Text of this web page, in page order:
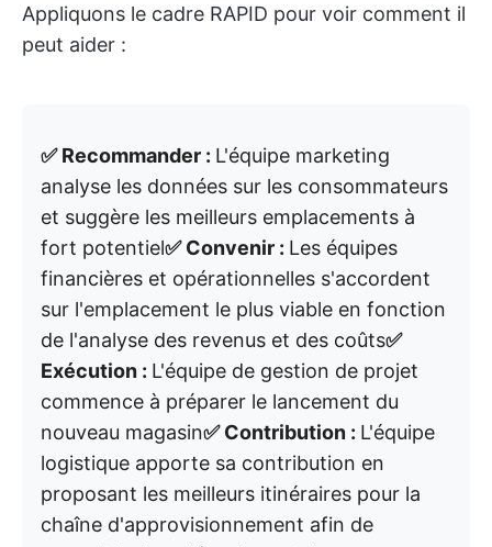
Appliquons le cadre RAPID pour voir comment il
peut aider :
✅ Recommander : L'équipe marketing
analyse les données sur les consommateurs
et suggère les meilleurs emplacements à
fort potentiel✅ Convenir : Les équipes
financières et opérationnelles s'accordent
sur l'emplacement le plus viable en fonction
de l'analyse des revenus et des coûts✅
Exécution : L'équipe de gestion de projet
commence à préparer le lancement du
nouveau magasin✅ Contribution : L'équipe
logistique apporte sa contribution en
proposant les meilleurs itinéraires pour la
chaîne d'approvisionnement afin de